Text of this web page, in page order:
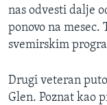
nas odvesti dalje
ponovo na mesec.
svemirskim
Drugi veteran
Glen. Poznat kao